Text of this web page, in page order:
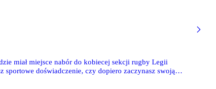
miał miejsce nabór do kobiecej sekcji rugby Legii
sportowe doświadczenie, czy dopiero zaczynasz swoją